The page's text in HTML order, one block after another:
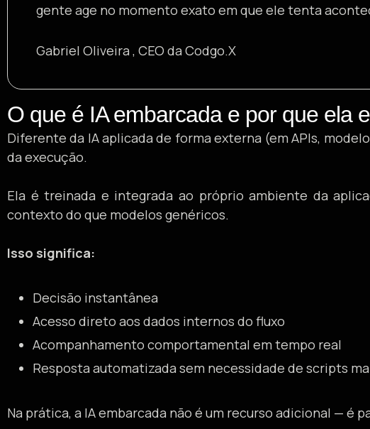
gente age no momento exato em que ele tenta
Gabriel Oliveira , CEO da Codgo.X
O que é IA embarcada e por que ela
Diferente da IA aplicada de forma externa (em APIs,
da execução.
Ela é treinada e integrada ao próprio ambiente da
contexto do que modelos genéricos.
Isso significa:
Decisão instantânea
Acesso direto aos dados internos do fluxo
Acompanhamento comportamental em tempo real
Resposta automatizada sem necessidade de scripts
Na prática, a IA embarcada não é um recurso adicional —